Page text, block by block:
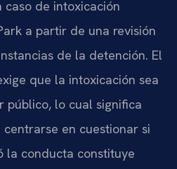
de intoxicación
a partir de una revisión
de la detención. El
que la intoxicación sea
público, lo cual significa
en cuestionar si
la conducta constituye